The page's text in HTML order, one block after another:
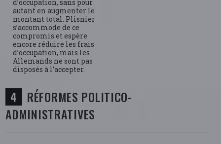
d’occupation, sans pour
autant en augmenter le
montant total. Plisnier
s’accommode de ce
compromis et espère
encore réduire les frais
d’occupation, mais les
Allemands ne sont pas
disposés à l’accepter.
RÉFORMES POLITICO-
ADMINISTRATIVES